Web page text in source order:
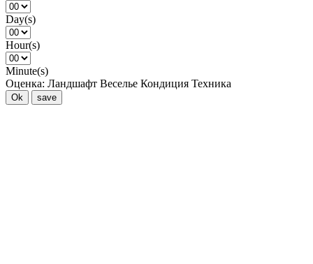
Day(s)
Hour(s)
Minute(s)
Оценка: Ландшафт Веселье Кондиция Техника
Ok save